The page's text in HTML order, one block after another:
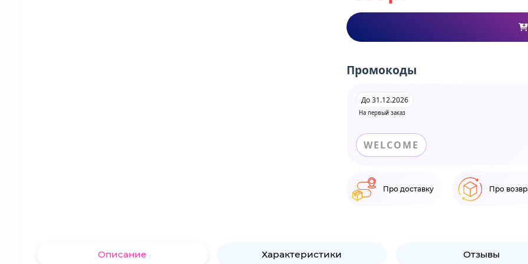
Промокоды
На первый заказ
До 31.12.2026
WELCOME
Про доставку Про
Описание Характеристики Отзывы